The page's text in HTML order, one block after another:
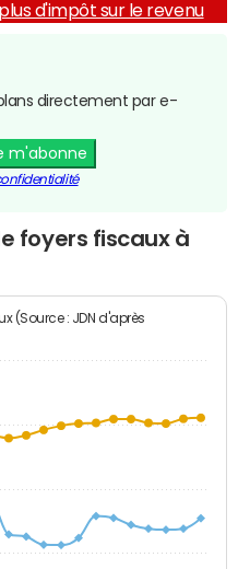
d'impôt sur le revenu
directement par e-
m'abonne
foyers fiscaux à
(Source : JDN d'après